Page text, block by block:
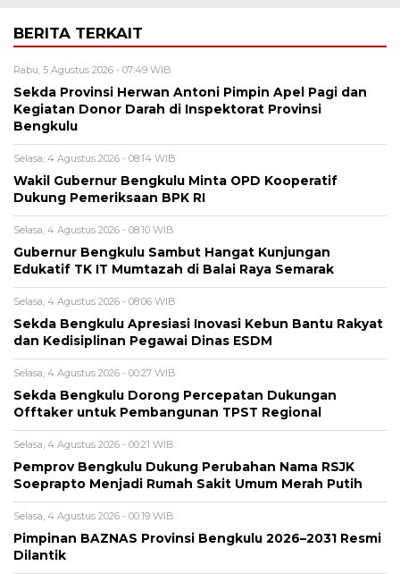
BERITA TERKAIT
Rabu, 5 Agustus 2026 - 07:49 WIB
Sekda Provinsi Herwan Antoni Pimpin Apel Pagi dan
Kegiatan Donor Darah di Inspektorat Provinsi
Bengkulu
Selasa, 4 Agustus 2026 - 08:14 WIB
Wakil Gubernur Bengkulu Minta OPD Kooperatif
Dukung Pemeriksaan BPK RI
Selasa, 4 Agustus 2026 - 08:10 WIB
Gubernur Bengkulu Sambut Hangat Kunjungan
Edukatif TK IT Mumtazah di Balai Raya Semarak
Selasa, 4 Agustus 2026 - 08:06 WIB
Sekda Bengkulu Apresiasi Inovasi Kebun Bantu Rakyat
dan Kedisiplinan Pegawai Dinas ESDM
Selasa, 4 Agustus 2026 - 00:27 WIB
Sekda Bengkulu Dorong Percepatan Dukungan
Offtaker untuk Pembangunan TPST Regional
Selasa, 4 Agustus 2026 - 00:21 WIB
Pemprov Bengkulu Dukung Perubahan Nama RSJK
Soeprapto Menjadi Rumah Sakit Umum Merah Putih
Selasa, 4 Agustus 2026 - 00:19 WIB
Pimpinan BAZNAS Provinsi Bengkulu 2026–2031 Resmi
Dilantik